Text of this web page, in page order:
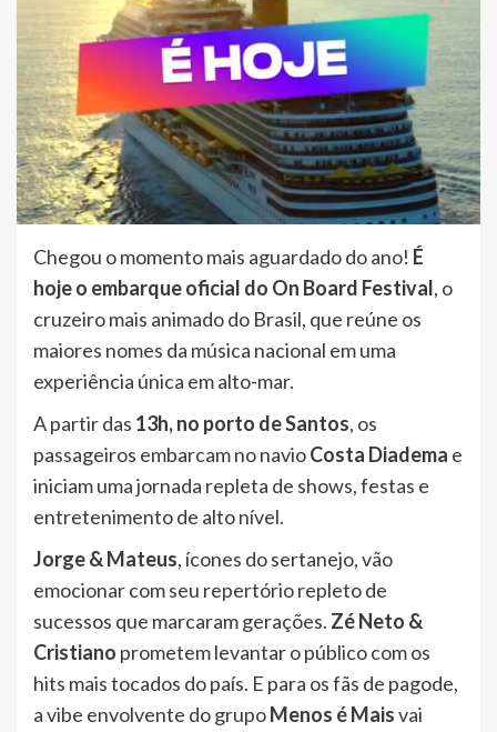
Chegou o momento mais aguardado do ano! É
hoje o embarque oficial do On Board Festival, o
cruzeiro mais animado do Brasil, que reúne os
maiores nomes da música nacional em uma
experiência única em alto-mar.
A partir das 13h, no porto de Santos, os
passageiros embarcam no navioCosta Diadema e
iniciam uma jornada repleta de shows, festas e
entretenimento de alto nível.
Jorge & Mateus, ícones do sertanejo, vão
emocionar com seu repertório repleto de
sucessos que marcaram gerações. Zé Neto &
Cristiano prometem levantar o público com os
hits mais tocados do país. E para os fãs de pagode,
a vibe envolvente do grupoMenos é Maisvai